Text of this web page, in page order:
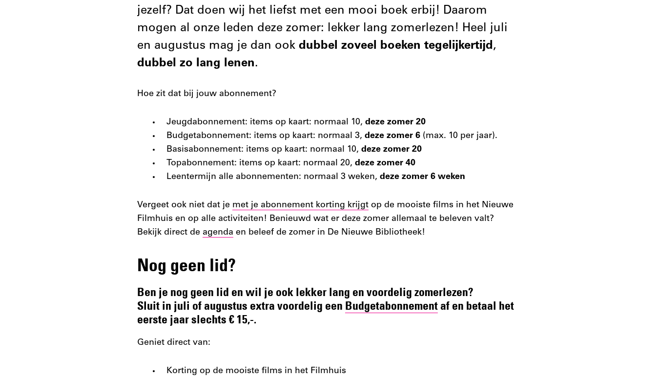
jezelf? Dat doen wij het liefst met een mooi boek erbij! Daarom
mogen al onze leden deze zomer: lekker lang zomerlezen! Heel juli
en augustus mag je dan ook dubbel zoveel boeken tegelijkertijd,
dubbel zo lang lenen.
Hoe zit dat bij jouw abonnement?
Jeugdabonnement: items op kaart: normaal 10, deze zomer 20
Budgetabonnement: items op kaart: normaal 3, deze zomer 6 (max. 10 per jaar).
Basisabonnement: items op kaart: normaal 10, deze zomer 20
Topabonnement: items op kaart: normaal 20, deze zomer 40
Leentermijn alle abonnementen: normaal 3 weken, deze zomer 6 weken
Vergeet ook niet dat je met je abonnement korting krijgt op de mooiste films in het Nieuwe
Filmhuis en op alle activiteiten! Benieuwd wat er deze zomer allemaal te beleven valt?
Bekijk direct de agenda en beleef de zomer in De Nieuwe Bibliotheek!
Nog geen lid?
Ben je nog geen lid en wil je ook lekker lang en voordelig zomerlezen?
Sluit in juli of augustus extra voordelig een Budgetabonnement af en betaal het
eerste jaar slechts € 15,-.
Geniet direct van:
Korting op de mooiste films in het Filmhuis